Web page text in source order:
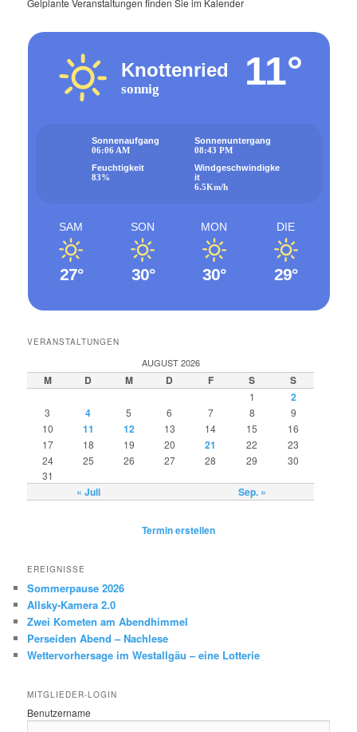
Gelplante Veranstaltungen finden Sie im Kalender
Knottenried
sonnig 11°
Sonnenaufgang
06:06 AM
Sonnenuntergang
08:43 PM
Feuchtigkeit
83%
Windgeschwindigke
it
6.5Km/h
SAM
27°
SON
30°
MON
30°
DIE
29°
VERANSTALTUNGEN
AUGUST 2026
M D M D F S S
1 2
3 4 5 6 7 8
9
10
11 12 13 14 15
16
17
18 19 20 21 22
23
24
25 26 27 28 29
30
31
« Juli Sep. »
Termin erstellen
EREIGNISSE
Sommerpause 2026
Allsky-Kamera 2.0
Zwei Kometen am Abendhimmel
Perseiden Abend – Nachlese
Wettervorhersage im Westallgäu – eine Lotterie
MITGLIEDER-LOGIN
Benutzername